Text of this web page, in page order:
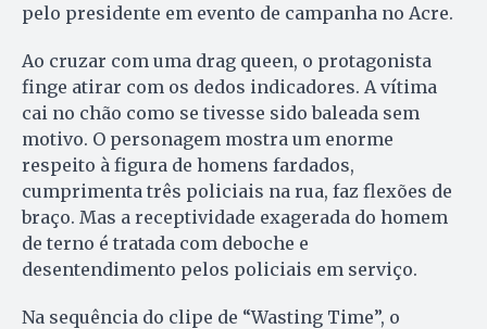
pelo presidente em evento de campanha no Acre.
Ao cruzar com uma drag queen, o protagonista
finge atirar com os dedos indicadores. A vítima
cai no chão como se tivesse sido baleada sem
motivo. O personagem mostra um enorme
respeito à figura de homens fardados,
cumprimenta três policiais na rua, faz flexões de
braço. Mas a receptividade exagerada do homem
de terno é tratada com deboche e
desentendimento pelos policiais em serviço.
Na sequência do clipe de “Wasting Time”, o